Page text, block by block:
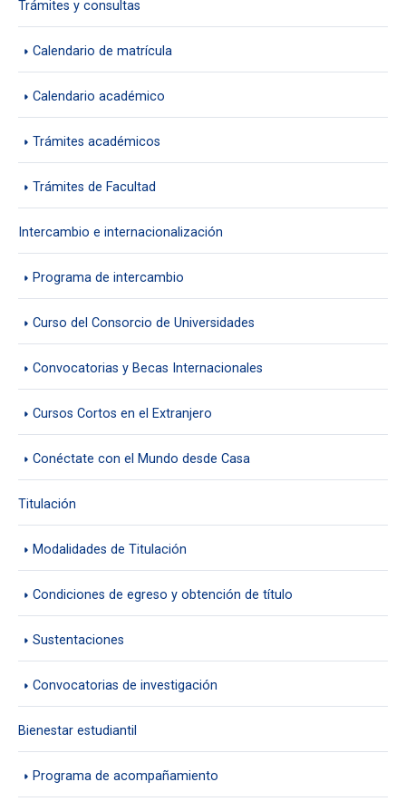
Trámites y consultas
Calendario de matrícula
Calendario académico
Trámites académicos
Trámites de Facultad
Intercambio e internacionalización
Programa de intercambio
Curso del Consorcio de Universidades
Convocatorias y Becas Internacionales
Cursos Cortos en el Extranjero
Conéctate con el Mundo desde Casa
Titulación
Modalidades de Titulación
Condiciones de egreso y obtención de título
Sustentaciones
Convocatorias de investigación
Bienestar estudiantil
Programa de acompañamiento